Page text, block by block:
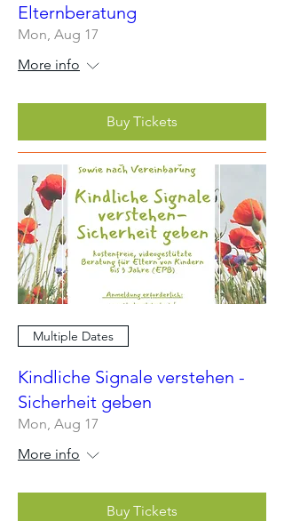
Elternberatung
Mon, Aug 17
More info
Buy Tickets
Multiple Dates
Kindliche Signale verstehen -
Sicherheit geben
Mon, Aug 17
More info
Buy Tickets